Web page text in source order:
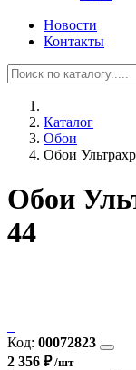
Новости
Контакты
Каталог
Обои
Обои
Обои
44
Код: 00072823
2 356 ₽/шт